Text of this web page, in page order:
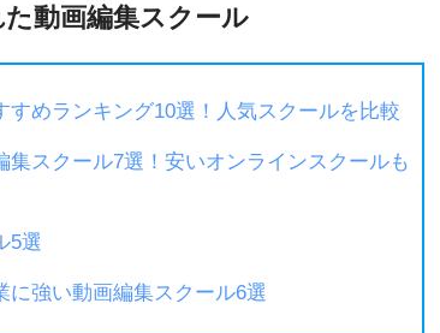
動画編集スクール
すめランキング10選！人気スクールを比較
スクール7選！安いオンラインスクールも
5選
に強い動画編集スクール6選